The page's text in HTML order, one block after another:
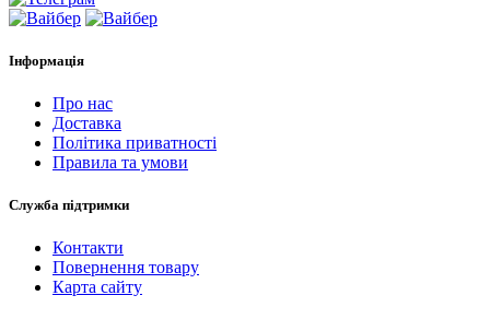
Інформація
Про нас
Доставка
Політика приватності
Правила та умови
Служба підтримки
Контакти
Повернення товару
Карта сайту